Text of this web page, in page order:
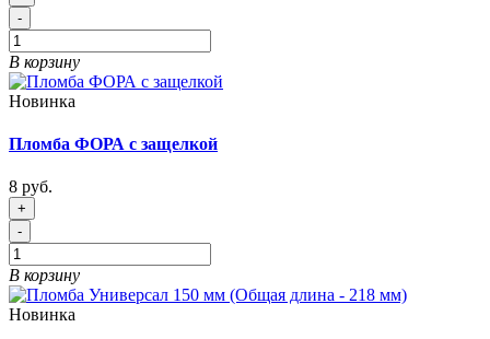
-
В корзину
Новинка
Пломба ФОРА с защелкой
8 руб.
+
-
В корзину
Новинка